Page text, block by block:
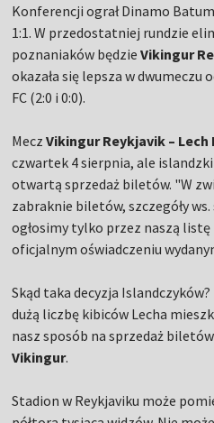
Konferencji ograł Dinamo
1:1. W przedostatniej rundzie
poznaniaków będzieVikingur
okazała się lepsza w dwumeczu
FC (2:0 i 0:0).
MeczVikingur Reykjavik – Lech
czwartek 4 sierpnia, ale
otwartą sprzedaż biletów. "W
zabraknie biletów, szczegóły
ogłosimy tylko przez naszą
oficjalnym oświadczeniu
Skąd taka decyzja
dużą liczbę kibiców Lecha
nasz sposób na sprzedaż
Vikingur.
Stadion w Reykjaviku może